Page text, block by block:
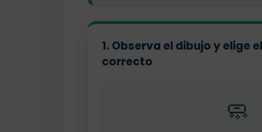
1. Observa el dibujo y elige
correcto
🧼